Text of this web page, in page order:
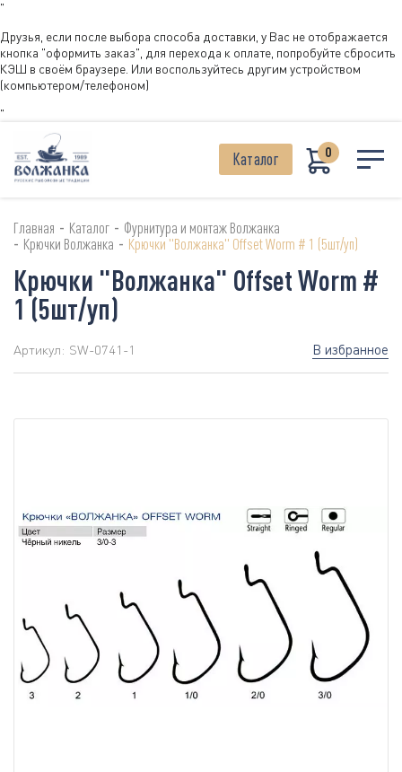
"
Друзья, если после выбора способа доставки, у Вас не отображается
кнопка "оформить заказ", для перехода к оплате, попробуйте сбросить
КЭШ в своём браузере. Или воспользуйтесь другим устройством
(компьютером/телефоном)
"
Каталог 0
Главная - Каталог - Фурнитура и монтаж Волжанка
- Крючки Волжанка - Крючки "Волжанка" Offset Worm # 1 (5шт/уп)
Крючки "Волжанка" Offset Worm #
1 (5шт/уп)
Артикул: SW-0741-1 В избранное